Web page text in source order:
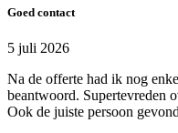
Goed contact
5 juli 2026
Na de offerte had ik nog
beantwoord. Supertevreden
Ook de juiste persoon